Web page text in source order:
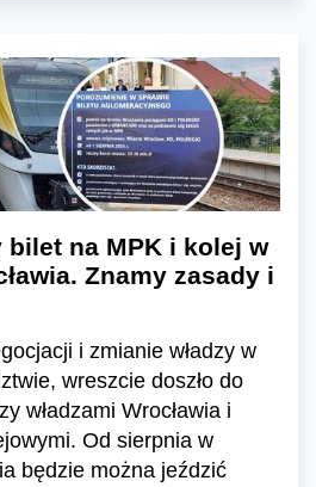
bilet na MPK i kolej w
Znamy zasady i
i zmianie władzy w
wreszcie doszło do
władzami Wrocławia i
Od sierpnia w
będzie można jeździć